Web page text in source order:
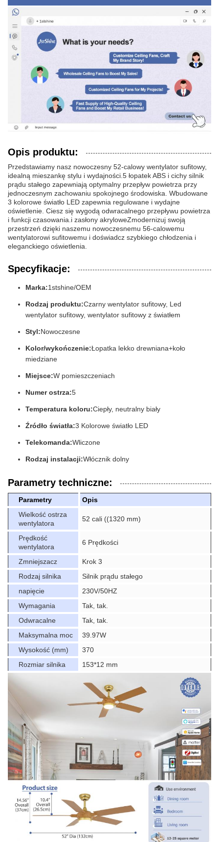
Opis produktu:
Przedstawiamy nasz nowoczesny 52-calowy wentylator sufitowy,
idealną mieszankę stylu i wydajności.5 łopatek ABS i cichy silnik
prądu stałego zapewniają optymalny przepływ powietrza przy
jednoczesnym zachowaniu spokojnego środowiska. Wbudowane
3 kolorowe światło LED zapewnia regulowane i wydajne
oświetlenie. Ciesz się wygodą odwracalnego przepływu powietrza
i funkcji czasowania.i zasłony akryloweZmodernizuj swoją
przestrzeń dzięki naszemu nowoczesnemu 56-calowemu
wentylatorowi sufitowemu i doświadcz szybkiego chłodzenia i
eleganckiego oświetlenia.
Specyfikacje:
Marka:1stshine/OEM
Rodzaj produktu:Czarny wentylator sufitowy, Led
wentylator sufitowy, wentylator sufitowy z światłem
Styl:Nowoczesne
Kolor/wykończenie:Łopatka lekko drewniana+koło
miedziane
Miejsce:W pomieszczeniach
Numer ostrza:5
Temperatura koloru:Ciepły, neutralny biały
Źródło światła:3 Kolorowe światło LED
Telekomanda:Wliczone
Rodzaj instalacji:Włócznik dolny
Parametry techniczne:
Parametry
Opis
Wielkość ostrza
wentylatora
52 cali ((1320 mm)
Prędkość
wentylatora
6 Prędkości
Zmniejszacz
Krok 3
Rodzaj silnika
Silnik prądu stałego
napięcie
230V/50HZ
Wymagania
Tak, tak.
Odwracalne
Tak, tak.
Maksymalna moc
39.97W
Wysokość (mm)
370
Rozmiar silnika
153*12 mm